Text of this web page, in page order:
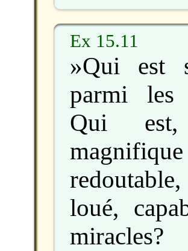
Ex 15.11
»Qui est
parmi les
Qui
loué,
miracles?